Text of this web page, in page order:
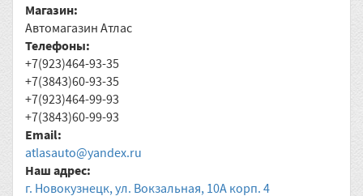
Магазин:
Автомагазин Атлас
Телефоны:
+7(923)464-93-35
+7(3843)60-93-35
+7(923)464-99-93
+7(3843)60-99-93
Email:
atlasauto@yandex.ru
Наш адрес:
г. Новокузнецк, ул. Вокзальная, 10А корп. 4